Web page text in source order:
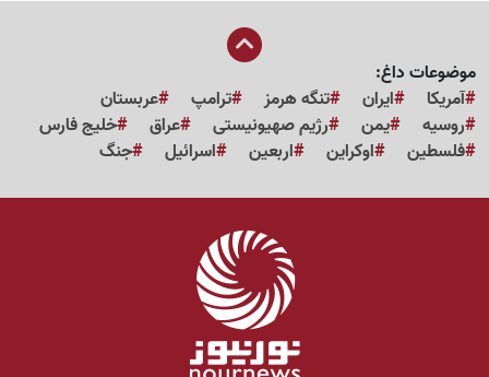
موضوعات داغ:
آمریکا
ایران تنگه هرمز ترامپ
عربستان
روسیه
یمن رژیم صهیونیستی عراق
خلیج فارس
فلسطین
اوکراین اربعین اسرائیل جنگ